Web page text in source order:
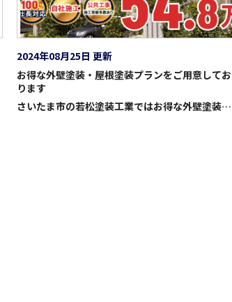
2024年08月25日 更新
お得な外壁塗装・屋根塗装プランをご用意してお
ります
さいたま市の若松塗装工業ではお得な外壁塗装・屋根塗装プランをご用意しております。 価格や機能など、お客様の大切なお住まいに最適なプランをご提案させていただきますのでお気軽にご相談下さい。 若松塗装工業の塗装メニューはこちらから